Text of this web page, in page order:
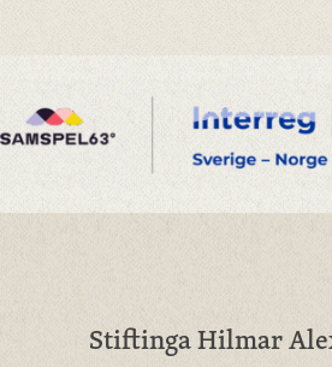
Stiftinga Hilmar